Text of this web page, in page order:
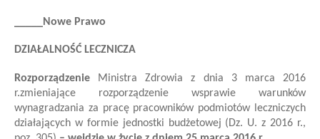
_____Nowe Prawo
DZIAŁALNOŚĆ LECZNICZA
Rozporządzenie Ministra Zdrowiaz dnia 3 marca 2016
r.zmieniające rozporządzenie wsprawie warunków
wynagradzania za pracę pracowników podmiotów leczniczych
działających w formie jednostki budżetowej (Dz. U. z 2016 r.,